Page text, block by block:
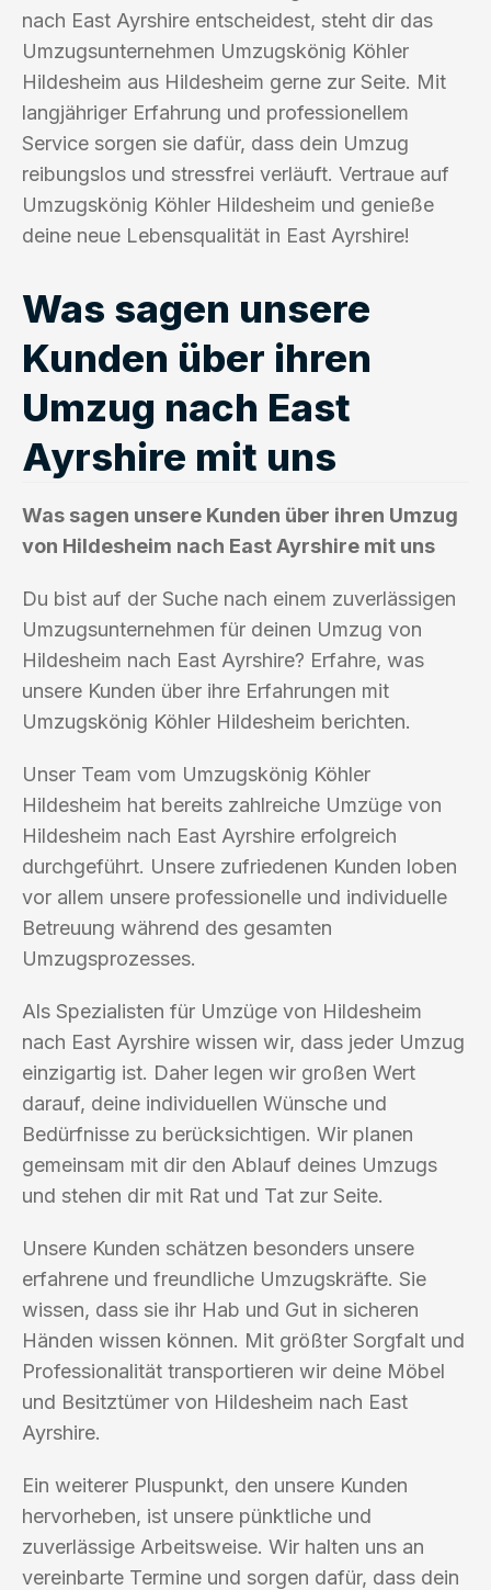
nach East Ayrshire entscheidest, steht dir das
Umzugsunternehmen Umzugskönig Köhler
Hildesheim aus Hildesheim gerne zur Seite. Mit
langjähriger Erfahrung und professionellem
Service sorgen sie dafür, dass dein Umzug
reibungslos und stressfrei verläuft. Vertraue auf
Umzugskönig Köhler Hildesheim und genieße
deine neue Lebensqualität in East Ayrshire!
Was sagen unsere
Kunden über ihren
Umzug nach East
Ayrshire mit uns
Was sagen unsere Kunden über ihren Umzug
von Hildesheim nach East Ayrshire mit uns
Du bist auf der Suche nach einem zuverlässigen
Umzugsunternehmen für deinen Umzug von
Hildesheim nach East Ayrshire? Erfahre, was
unsere Kunden über ihre Erfahrungen mit
Umzugskönig Köhler Hildesheim berichten.
Unser Team vom Umzugskönig Köhler
Hildesheim hat bereits zahlreiche Umzüge von
Hildesheim nach East Ayrshire erfolgreich
durchgeführt. Unsere zufriedenen Kunden loben
vor allem unsere professionelle und individuelle
Betreuung während des gesamten
Umzugsprozesses.
Als Spezialisten für Umzüge von Hildesheim
nach East Ayrshire wissen wir, dass jeder Umzug
einzigartig ist. Daher legen wir großen Wert
darauf, deine individuellen Wünsche und
Bedürfnisse zu berücksichtigen. Wir planen
gemeinsam mit dir den Ablauf deines Umzugs
und stehen dir mit Rat und Tat zur Seite.
Unsere Kunden schätzen besonders unsere
erfahrene und freundliche Umzugskräfte. Sie
wissen, dass sie ihr Hab und Gut in sicheren
Händen wissen können. Mit größter Sorgfalt und
Professionalität transportieren wir deine Möbel
und Besitztümer von Hildesheim nach East
Ayrshire.
Ein weiterer Pluspunkt, den unsere Kunden
hervorheben, ist unsere pünktliche und
zuverlässige Arbeitsweise. Wir halten uns an
vereinbarte Termine und sorgen dafür, dass dein